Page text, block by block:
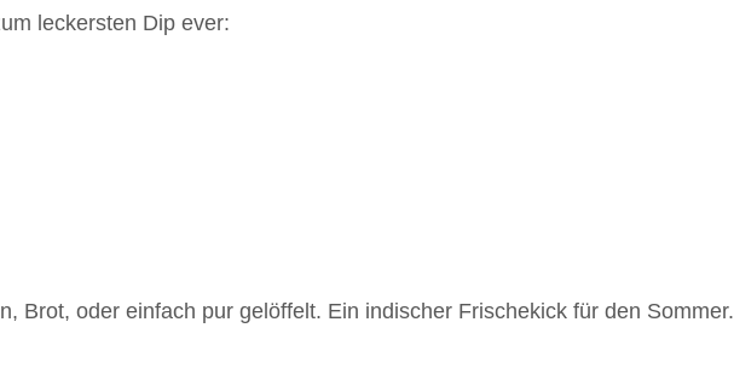
leckersten Dip ever:
Brot, oder einfach pur gelöffelt. Ein indischer Frischekick für den Sommer.